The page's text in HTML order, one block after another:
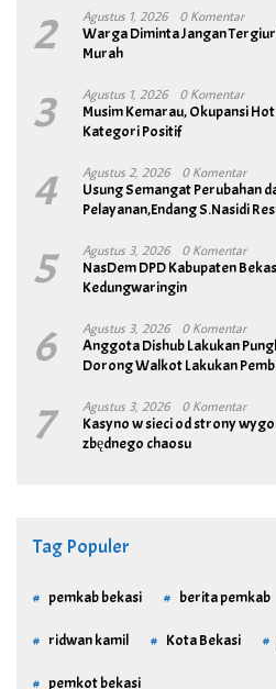
2 Agustus 1, 2026 0 Komentar
Warga Diminta Jangan
Murah
3 Agustus 1, 2026 0 Komentar
Musim Kemarau, Okupansi
Kategori Positif
4 Agustus 2, 2026 0 Komentar
Usung Semangat Perubahan
Pelayanan,Endang S.Nasidi
5 Agustus 3, 2026 0 Komentar
NasDem DPD Kabupaten
Kedungwaringin
6 Agustus 3, 2026 0 Komentar
Anggota Dishub Lakukan
Dorong Walkot Lakukan
7 Agustus 3, 2026 0 Komentar
Kasyno w sieci od strony
zbędnego chaosu
Tag Populer
pemkab bekasi berita pemkab
ridwan kamil Kota Bekasi
pemkot bekasi